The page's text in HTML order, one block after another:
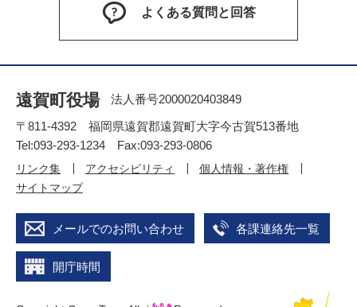
よくある質問と回答
遠賀町役場
法人番号2000020403849
〒811-4392 福岡県遠賀郡遠賀町大字今古賀513番地
Tel:093-293-1234 Fax:093-293-0806
リンク集 アクセシビリティ
個人情報・著作権
サイトマップ
メールでのお問い合わせ 各課連絡先一覧
開庁時間